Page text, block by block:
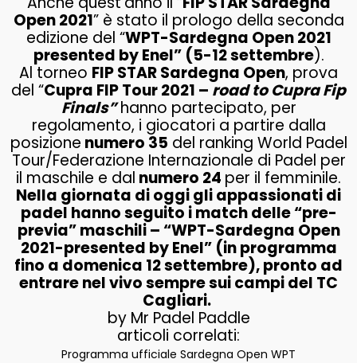
Open 2021” è stato il prologo della seconda
edizione del “WPT-Sardegna Open 2021
presented by Enel” (5-12 settembre).
Al torneo FIP STAR Sardegna Open, prova
del “Cupra FIP Tour 2021 – road to Cupra Fip
Finals”hanno partecipato, per
regolamento, i giocatori a partire dalla
posizione numero 35 del ranking World Padel
Tour/Federazione Internazionale di Padel per
il maschile e dal numero 24 per il femminile.
Nella giornata di oggi gli appassionati di
padel hanno seguito i match delle “pre-
previa” maschili – “WPT-Sardegna Open
2021-presented by Enel” (in programma
fino a domenica 12 settembre), pronto ad
entrare nel vivo sempre sui campi del TC
Cagliari.
by Mr Padel Paddle
articoli correlati:
Programma ufficiale Sardegna Open WPT